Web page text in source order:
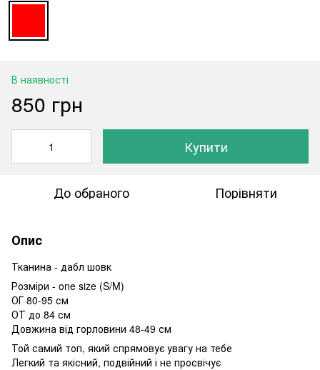
В наявності
850 грн
Купити
До обраного Порівняти
Опис
Тканина - дабл шовк
Розміри - one size (S/M)
ОГ 80-95 см
ОТ до 84 см
Довжина від горловини 48-49 см
Той самий топ, який спрямовує увагу на тебе
Легкий та якісний, подвійний і не просвічує